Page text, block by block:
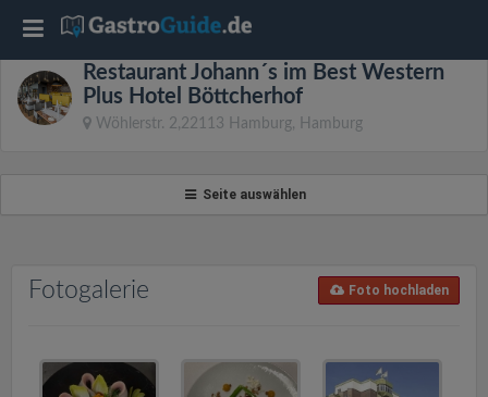
Restaurant Johann´s im Best Western
Plus Hotel Böttcherhof
Wöhlerstr. 2,22113 Hamburg, Hamburg
Seite auswählen
Fotogalerie Foto hochladen
T
o
n